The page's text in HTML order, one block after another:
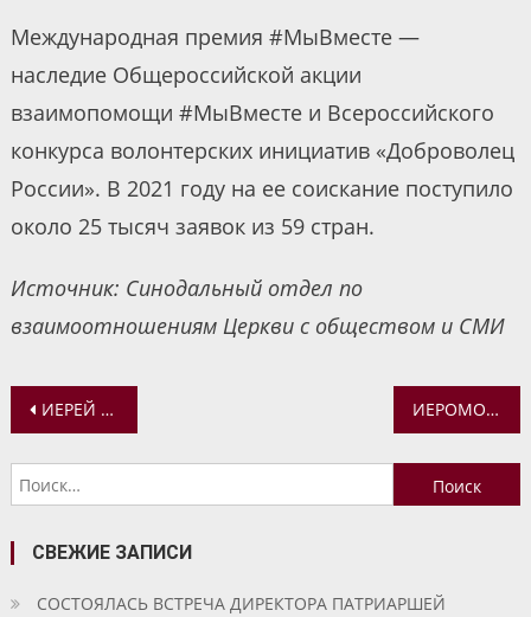
Международная премия #МыВместе —
наследие Общероссийской акции
взаимопомощи #МыВместе и Всероссийского
конкурса волонтерских инициатив «Доброволец
России». В 2021 году на ее соискание поступило
около 25 тысяч заявок из 59 стран.
Источник: Синодальный отдел по
взаимоотношениям Церкви с обществом и СМИ
Навигация
по
записям
ИЕРЕЙ АЛЕКСИЙ КАРПОВ ПРИНЯЛ УЧАСТИЕ В РАБОТЕ КОНФЕРЕНЦИИ «МИССИОНЕРСКАЯ ДЕЯТЕЛЬНОСТЬ РУССКОЙ ПРАВОСЛАВНОЙ ЦЕРКВИ НА СОВРЕМЕННОМ ЭТАПЕ» ИЕРОМОНАХ АГАФАНГЕЛ (ШКУРАНКОВ) ПРИНЯЛ УЧАСТИЕ ВО ВСТРЕЧЕ-СЕМИНАРЕ С РУКОВОДИТЕЛЯМИ ЕПАРХИАЛЬНЫХ СОЦИАЛЬНЫХ ОТДЕЛОВ
Найти:
СВЕЖИЕ ЗАПИСИ
СОСТОЯЛАСЬ ВСТРЕЧА ДИРЕКТОРА ПАТРИАРШЕЙ